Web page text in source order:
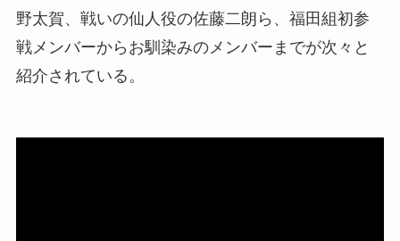
野太賀、戦いの仙人役の佐藤二朗ら、福田組初参
戦メンバーからお馴染みのメンバーまでが次々と
紹介されている。